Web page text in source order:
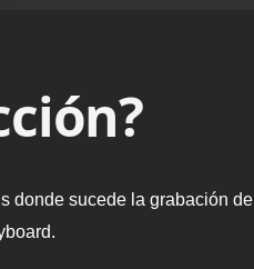
donde sucede la grabación de